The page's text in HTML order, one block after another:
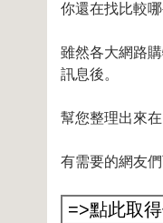
你還在找比較
雖然各大網路
訊息後。
幫您整理出來在
有需要的網友